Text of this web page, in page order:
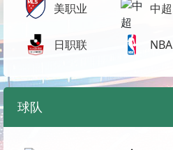
美职业 中超
日职联 NBA
球队